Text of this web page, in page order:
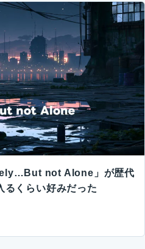
not Alone」が歴代
るくらい好みだった